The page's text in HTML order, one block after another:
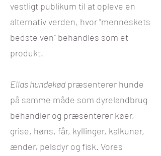
vestligt publikum til at opleve en
alternativ verden, hvor "menneskets
bedste ven" behandles som et
produkt.
Ellas hundekød præsenterer hunde
på samme måde som dyrelandbrug
behandler og præsenterer køer,
grise, høns, får, kyllinger, kalkuner,
ænder, pelsdyr og fisk. Vores